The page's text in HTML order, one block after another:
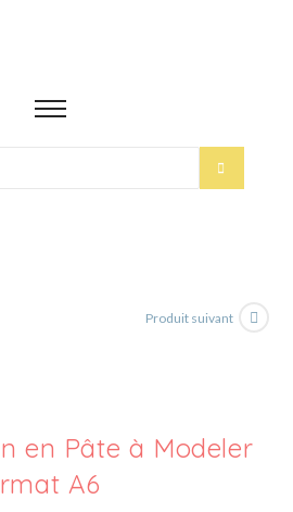
Produit suivant
en Pâte à Modeler
A6